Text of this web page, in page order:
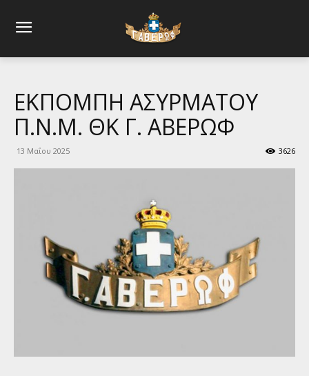
ΕΚΠΟΜΠΗ ΑΣΥΡΜΑΤΟΥ
Π.Ν.Μ. ΘΚ Γ. ΑΒΕΡΩΦ
13 Μαΐου 2025 3626